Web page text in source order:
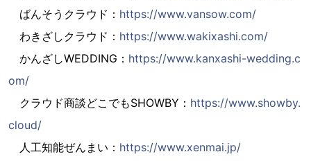
ばんそうクラウド： https://www.vansow.com/
わきざしクラウド： https://www.wakixashi.com/
かんざしWEDDING： https://www.kanxashi-wedding.c
om/
クラウド商談どこでもSHOWBY： https://www.showby.
cloud/
人工知能ぜんまい： https://www.xenmai.jp/